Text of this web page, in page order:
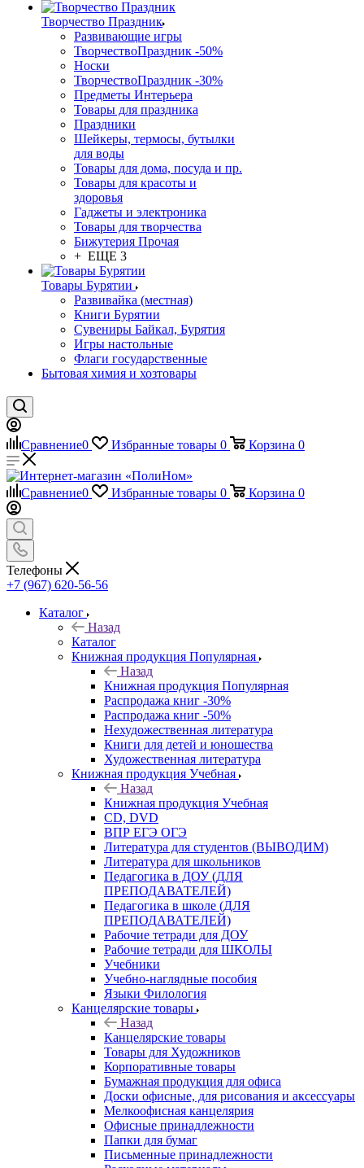
Творчество Праздник
Развивающие игры
ТворчествоПраздник -50%
Носки
ТворчествоПраздник -30%
Предметы Интерьера
Товары для праздника
Праздники
Шейкеры, термосы, бутылки
для воды
Товары для дома, посуда и пр.
Товары для красоты и
здоровья
Гаджеты и электроника
Товары для творчества
Бижутерия Прочая
+ ЕЩЕ 3
Товары Бурятии
Развивайка (местная)
Книги Бурятии
Сувениры Байкал, Бурятия
Игры настольные
Флаги государственные
Бытовая химия и хозтовары
Сравнение0 Избранные товары 0 Корзина 0
Сравнение0 Избранные товары 0 Корзина 0
Телефоны
+7 (967) 620-56-56
Каталог
Назад
Каталог
Книжная продукция Популярная
Назад
Книжная продукция Популярная
Распродажа книг -30%
Распродажа книг -50%
Нехудожественная литература
Книги для детей и юношества
Художественная литература
Книжная продукция Учебная
Назад
Книжная продукция Учебная
CD, DVD
ВПР ЕГЭ ОГЭ
Литература для студентов (ВЫВОДИМ)
Литература для школьников
Педагогика в ДОУ (ДЛЯ
ПРЕПОДАВАТЕЛЕЙ)
Педагогика в школе (ДЛЯ
ПРЕПОДАВАТЕЛЕЙ)
Рабочие тетради для ДОУ
Рабочие тетради для ШКОЛЫ
Учебники
Учебно-наглядные пособия
Языки Филология
Канцелярские товары
Назад
Канцелярские товары
Товары для Художников
Корпоративные товары
Бумажная продукция для офиса
Доски офисные, для рисования и аксессуары
Мелкоофисная канцелярия
Офисные принадлежности
Папки для бумаг
Письменные принадлежности